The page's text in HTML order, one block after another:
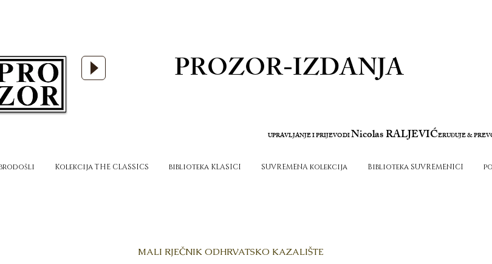
PROZOR-IZDANJA
UPRAVLJANJE I PRIJEVODINicolas RALJEVIĆERUĐUJE &
Kolekcija THE CLASSICS biblioteka KLASICI SUVREMENA kolekcija Biblioteka SUVREMENICI
MALI RJEČNIK ODHRVATSKO KAZALIŠTE